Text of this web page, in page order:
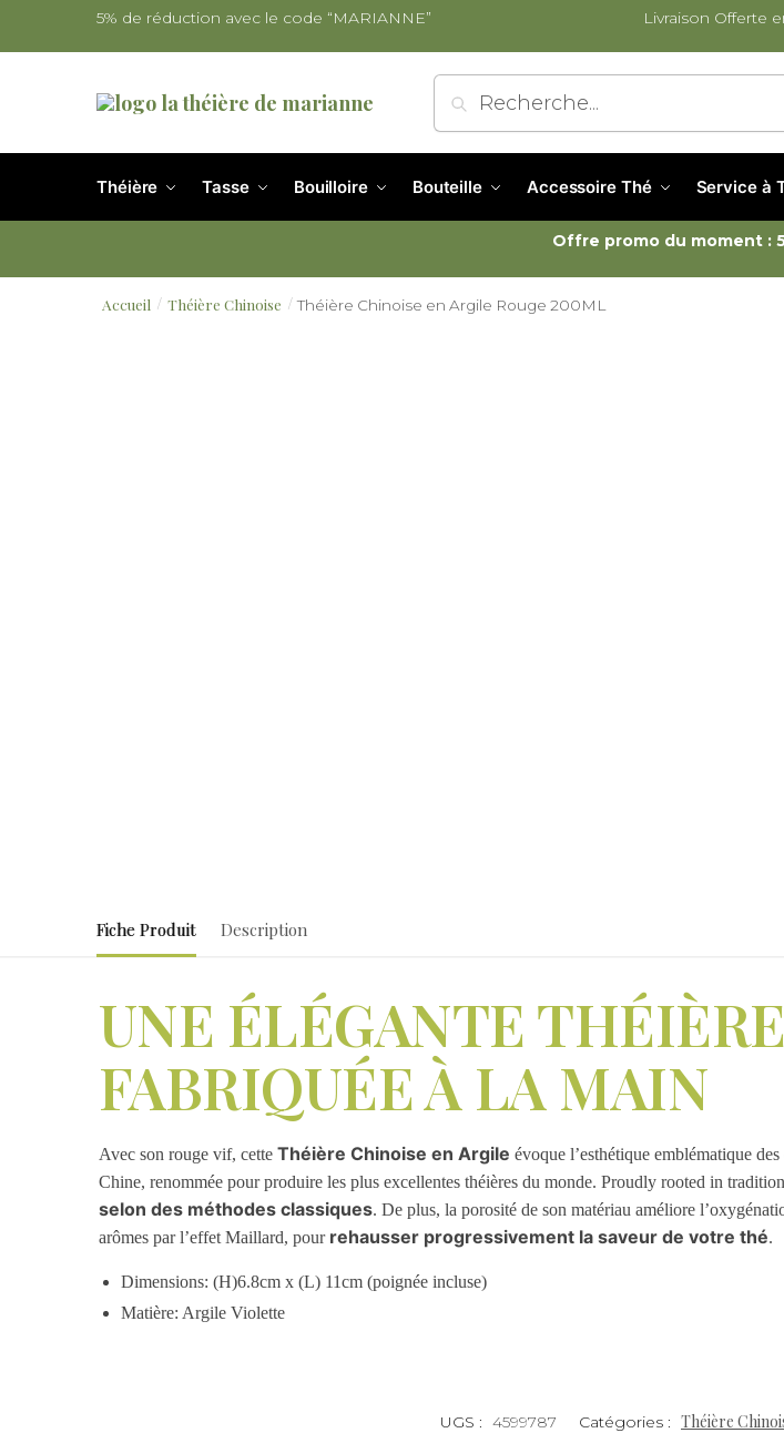
5% de réduction avec le code “MARIANNE” Livraison Offerte
Recherche
Théière Tasse Bouilloire Bouteille Accessoire Thé Service à
Offre promo du moment :
Accueil / Théière Chinoise / Théière Chinoise en Argile Rouge 200ML
Fiche Produit Description
UNE ÉLÉGANTE
FABRIQUÉE À LA MAIN
Avec son rouge vif, cette Théière Chinoise en Argile évoque l’esthétique emblématique
Chine, renommée pour produire les plus excellentes théières du monde. Proudly rooted in
selon des méthodes classiques. De plus, la porosité de son matériau améliore
arômes par l’effet Maillard, pour rehausser progressivement la saveur de votre thé.
Dimensions: (H)6.8cm x (L) 11cm (poignée incluse)
Matière: Argile Violette
UGS : 4599787 Catégories : Théière